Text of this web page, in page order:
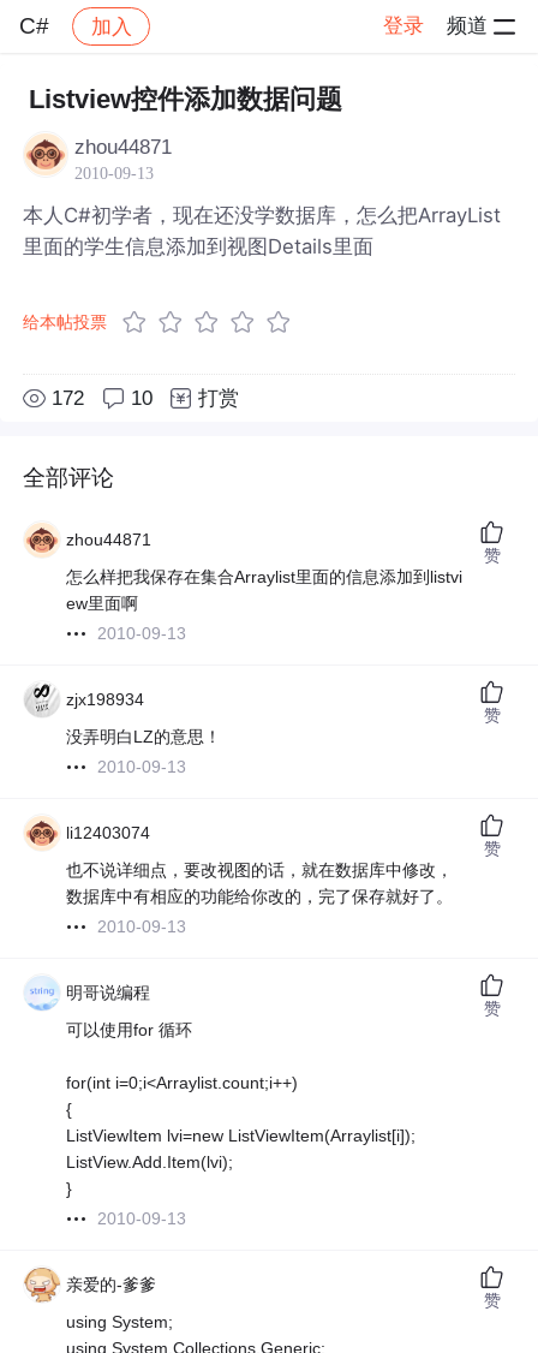
C# 加入 登录 频道
社区 帖子详情
Listview控件添加数据问题
zhou44871
2010-09-13
本人C#初学者，现在还没学数据库，怎么把ArrayList
里面的学生信息添加到视图Details里面
给本帖投票
172 10 打赏
全部评论
zhou44871
怎么样把我保存在集合Arraylist里面的信息添加到listvi
ew里面啊
2010-09-13
赞
zjx198934
没弄明白LZ的意思！
2010-09-13
赞
li12403074
也不说详细点，要改视图的话，就在数据库中修改，
数据库中有相应的功能给你改的，完了保存就好了。
2010-09-13
赞
明哥说编程
可以使用for 循环
for(int i=0;i<Arraylist.count;i++)
{
ListViewItem lvi=new ListViewItem(Arraylist[i]);
ListView.Add.Item(lvi);
}
2010-09-13
赞
亲爱的-爹爹
using System;
using System.Collections.Generic;
赞